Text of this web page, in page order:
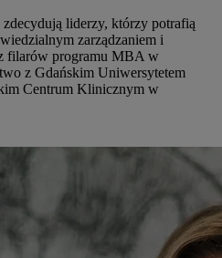
liderzy, którzy potrafią
zarządzaniem i
filarów programu MBA w
z Gdańskim Uniwersytetem
Centrum Klinicznym w